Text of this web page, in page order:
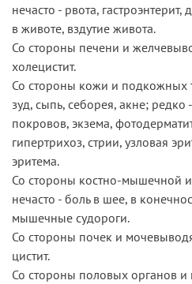
нечасто - рвота,
в животе, вздутие живота.
Со стороны печени и
холецистит.
Со стороны кожи и подкожных
зуд, сыпь, себорея, акне;
покровов, экзема,
гипертрихоз, стрии, узловая
эритема.
Со стороны костно-мышечной
нечасто - боль в шее, в
мышечные судороги.
Со стороны почек и
цистит.
Со стороны половых органов